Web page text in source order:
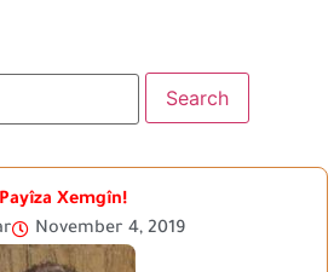
Payîza Xemgîn!
November 4, 2019